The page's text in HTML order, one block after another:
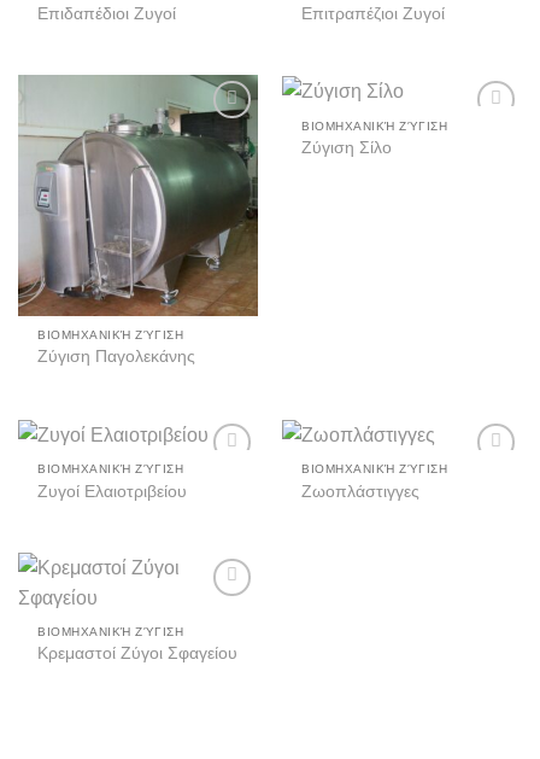
Επιδαπέδιοι Ζυγοί Επιτραπέζιοι Ζυγοί
Add to
wishlist
ΒΙΟΜΗΧΑΝΙΚΉ ΖΎΓΙΣΗ
Ζύγιση Παγολεκάνης
ΒΙΟΜΗΧΑΝΙΚΉ ΖΎΓΙΣΗ
Ζύγιση Σίλο
ΒΙΟΜΗΧΑΝΙΚΉ ΖΎΓΙΣΗ
Ζυγοί Ελαιοτριβείου
ΒΙΟΜΗΧΑΝΙΚΉ ΖΎΓΙΣΗ
Ζωοπλάστιγγες
ΒΙΟΜΗΧΑΝΙΚΉ ΖΎΓΙΣΗ
Κρεμαστοί Ζύγοι Σφαγείου